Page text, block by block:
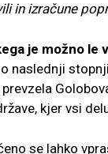
in izračune
je možno le
naslednji
prevzela
kjer vsi
se lahko